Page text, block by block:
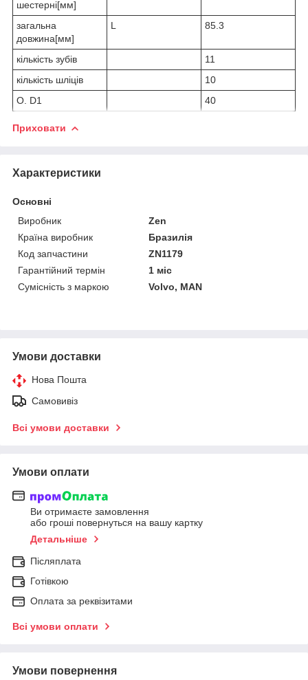
шестерні[мм]
загальна
довжина[мм]
L 85.3
кількість зубів
11
кількість шліців
10
O. D1
40
Приховати
Характеристики
Основні
Виробник
Zen
Країна виробник
Бразилія
Код запчастини
ZN1179
Гарантійний термін
1 міс
Сумісність з маркою
Volvo, MAN
Умови доставки
Нова Пошта
Самовивіз
Всі умови доставки
Умови оплати
Ви отримаєте замовлення
або гроші повернуться на вашу картку
Детальніше
Післяплата
Готівкою
Оплата за реквізитами
Всі умови оплати
Умови повернення